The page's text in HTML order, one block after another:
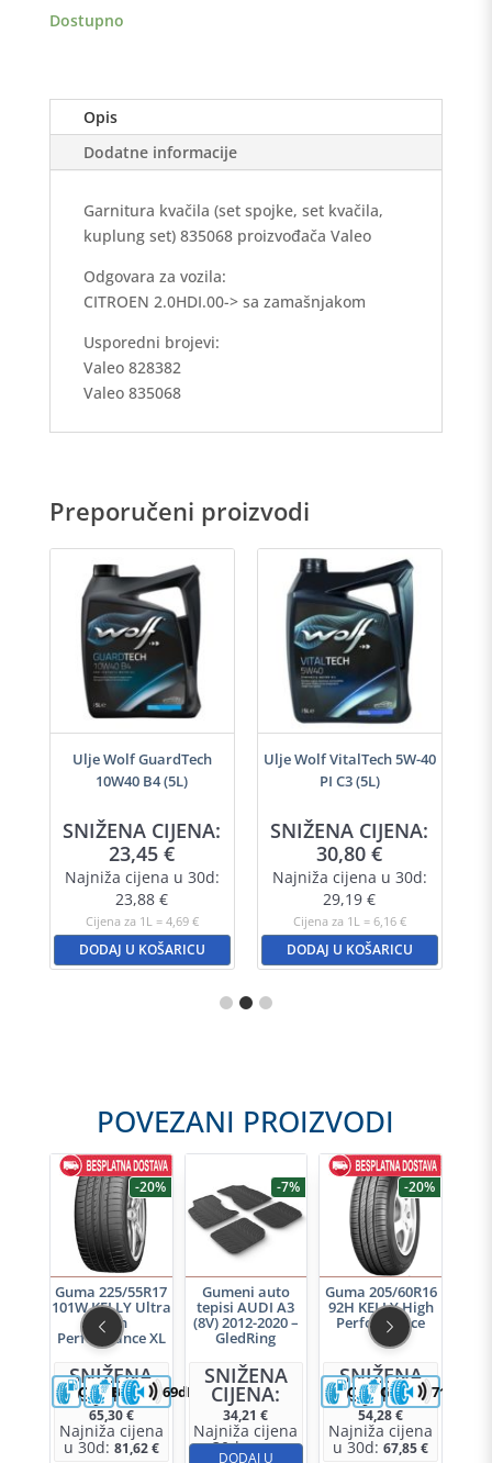
Dostupno
Opis
Dodatne informacije
Garnitura kvačila (set spojke, set kvačila,
kuplung set) 835068 proizvođača Valeo
Odgovara za vozila:
CITROEN 2.0HDI.00-> sa zamašnjakom
Usporedni brojevi:
Valeo 828382
Valeo 835068
Preporučeni proizvodi
Ulje Wolf GuardTech
10W40 B4 (5L)
SNIŽENA CIJENA:
23,45€
Najniža cijena u 30d:
23,88€
Cijena za 1L = 4,69 €
DODAJ U KOŠARICU
Ulje Wolf VitalTech 5W-40
PI C3 (5L)
SNIŽENA CIJENA:
30,80€
Najniža cijena u 30d:
29,19€
Cijena za 1L = 6,16 €
DODAJ U KOŠARICU
POVEZANI PROIZVODI
-20%
Guma 225/55R17
101W KELLY Ultra
High
Performance XL
SNIŽENA
CIJENA:
65,30€
Najniža cijena
u 30d: 81,62€
C B 69dB
-7%
Gumeni auto
tepisi AUDI A3
(8V) 2012-2020 –
GledRing
SNIŽENA
CIJENA:
34,21€
Najniža cijena
u 30d:32,94€
DODAJ U
-20%
Guma 205/60R16
92H KELLY High
Performance
SNIŽENA
CIJENA:
54,28€
Najniža cijena
u 30d: 67,85€
C C 71dB